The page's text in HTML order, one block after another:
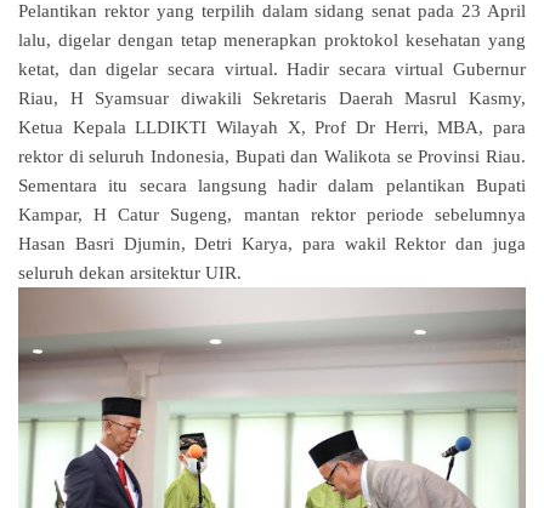
Pelantikan rektor yang terpilih dalam sidang senat pada 23 April
lalu, digelar dengan tetap menerapkan proktokol kesehatan yang
ketat, dan digelar secara virtual.Hadir secara virtual Gubernur
Riau, H Syamsuar diwakili Sekretaris Daerah Masrul Kasmy,
Ketua Kepala LLDIKTI Wilayah X, Prof Dr Herri, MBA, para
rektor di seluruh Indonesia, Bupati dan Walikota se Provinsi Riau.
Sementara itu secara langsung hadir dalam pelantikan Bupati
Kampar, H Catur Sugeng, mantan rektor periode sebelumnya
Hasan Basri Djumin, Detri Karya, para wakil Rektor dan juga
seluruh dekan arsitektur UIR.